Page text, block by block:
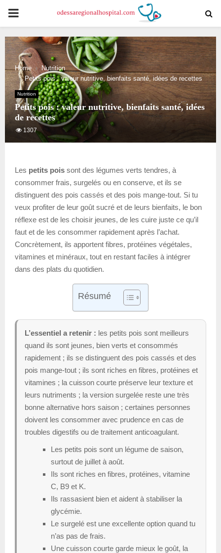
PRIMARY
MENU
Home
Nutrition
Petits pois : valeur nutritive, bienfaits santé, idées de recettes
Nutrition
Petits pois : valeur nutritive, bienfaits santé, idées
de recettes
1307
Les petits pois sont des légumes verts tendres, à
consommer frais, surgelés ou en conserve, et ils se
distinguent des pois cassés et des pois mange-tout. Si tu
veux profiter de leur goût sucré et de leurs bienfaits, le bon
réflexe est de les choisir jeunes, de les cuire juste ce qu’il
faut et de les consommer rapidement après l’achat.
Concrètement, ils apportent fibres, protéines végétales,
vitamines et minéraux, tout en restant faciles à intégrer
dans des plats du quotidien.
Résumé
L’essentiel a retenir : les petits pois sont meilleurs
quand ils sont jeunes, bien verts et consommés
rapidement ; ils se distinguent des pois cassés et des
pois mange-tout ; ils sont riches en fibres, protéines et
vitamines ; la cuisson courte préserve leur texture et
leurs nutriments ; la version surgelée reste une très
bonne alternative hors saison ; certaines personnes
doivent les consommer avec prudence en cas de
troubles digestifs ou de traitement anticoagulant.
Les petits pois sont un légume de saison,
surtout de juillet à août.
Ils sont riches en fibres, protéines, vitamine
C, B9 et K.
Ils rassasient bien et aident à stabiliser la
glycémie.
Le surgelé est une excellente option quand tu
n’as pas de frais.
Une cuisson courte garde mieux le goût, la